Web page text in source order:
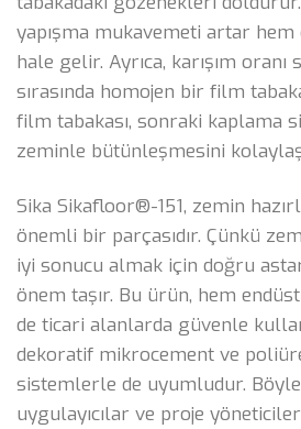
yapışma mukavemeti artar
hale gelir. Ayrıca, karışım
sırasında homojen bir film
film tabakası, sonraki kaplama
zeminle bütünleşmesini
Sika Sikafloor®-151, zemin
önemli bir parçasıdır. Çünkü
iyi sonucu almak için doğru
önem taşır. Bu ürün, hem
de ticari alanlarda güvenle
dekoratif mikrocement ve
sistemlerle de uyumludur.
uygulayıcılar ve proje